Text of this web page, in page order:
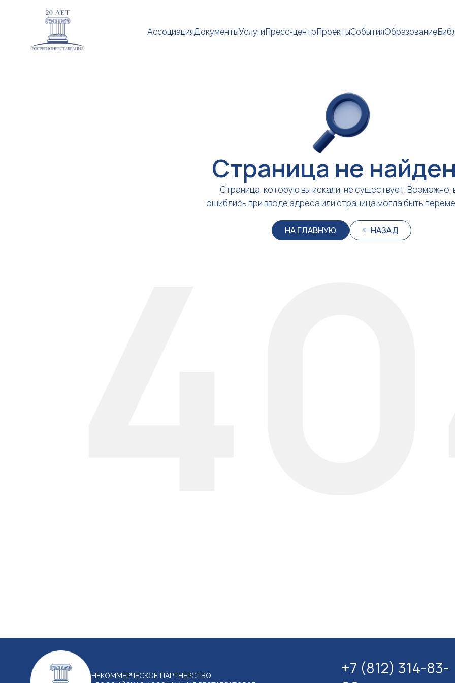
АссоциацияДокументыУслугиПресс-центрПроектыСобытияОбразование
Страница не
Страница, которую вы искали, не существует. Возможно,
ошиблись при вводе адреса или страница могла быть
НА ГЛАВНУЮ НАЗАД
НЕКОММЕРЧЕСКОЕ ПАРТНЕРСТВО
+7 (812) 314-83-